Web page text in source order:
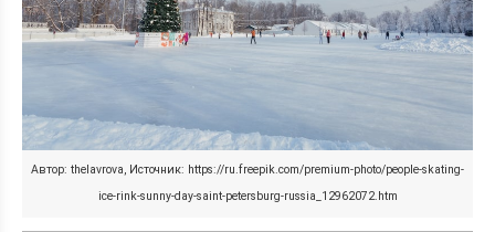
Автор: thelavrova, Источник: https://ru.freepik.com/premium-photo/people-skating-
ice-rink-sunny-day-saint-petersburg-russia_12962072.htm